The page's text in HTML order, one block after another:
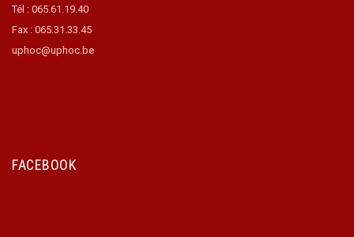
Tél : 065.61.19.40
Fax : 065.31.33.45
uphoc@uphoc.be
FACEBOOK